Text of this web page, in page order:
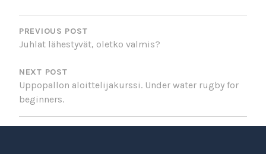
POST
NAVIGATION
PREVIOUS POST
Juhlat lähestyvät, oletko valmis?
NEXT POST
Uppopallon aloittelijakurssi. Under water rugby for
beginners.